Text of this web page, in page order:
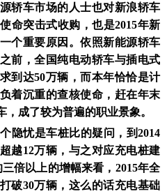
车市场的人士也对新浪轿车
命突击式收购，也是2015年新
个重要原因。依照新能源轿车
前，全国纯电动轿车与插电式
到达50万辆，而本年恰恰是计
着沉重的查核使命，赶在年末
成了较为普遍的职业景象。
忧是车桩比的疑问，到2014
越12万辆，与之对应充电桩建
倍以上的增幅来看，2015年全
破30万辆，这么的话充电基础